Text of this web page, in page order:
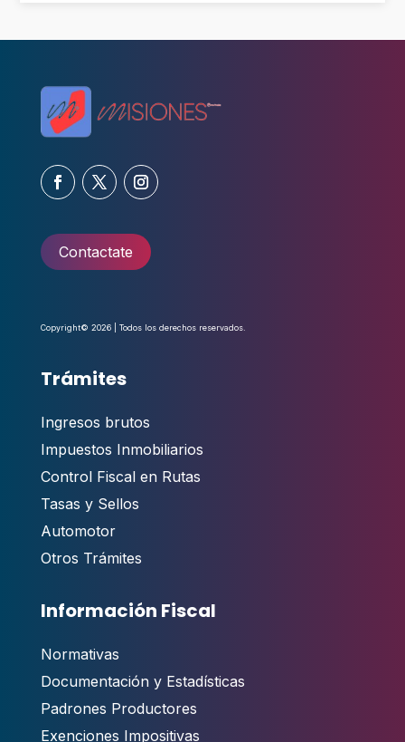
Contactate
Copyright© 2026 | Todos los derechos reservados.
Trámites
Ingresos brutos
Impuestos Inmobiliarios
Control Fiscal en Rutas
Tasas y Sellos
Automotor
Otros Trámites
Información Fiscal
Normativas
Documentación y Estadísticas
Padrones Productores
Exenciones Impositivas